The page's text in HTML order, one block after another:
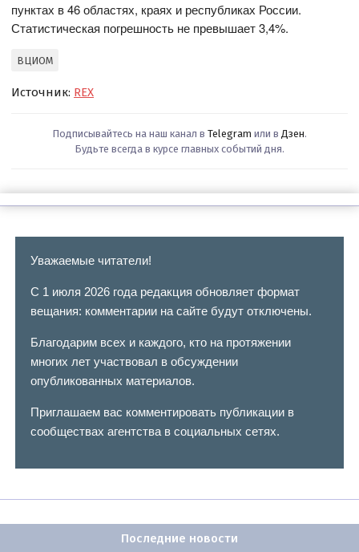
пунктах в 46 областях, краях и республиках России.
Статистическая погрешность не превышает 3,4%.
ВЦИОМ
Источник: REX
Подписывайтесь на наш канал в Telegram или в Дзен.
Будьте всегда в курсе главных событий дня.
Уважаемые читатели!
С 1 июля 2026 года редакция обновляет формат
вещания: комментарии на сайте будут отключены.
Благодарим всех и каждого, кто на протяжении
многих лет участвовал в обсуждении
опубликованных материалов.
Приглашаем вас комментировать публикации в
сообществах агентства в социальных сетях.
Последние новости